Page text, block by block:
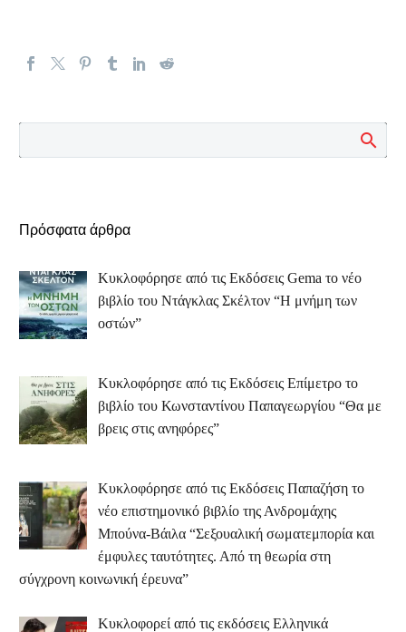
Πρόσφατα άρθρα
Κυκλοφόρησε από τις Εκδόσεις Gema το νέο
βιβλίο του Ντάγκλας Σκέλτον “Η μνήμη των
οστών”
Κυκλοφόρησε από τις Εκδόσεις Επίμετρο το
βιβλίο του Κωνσταντίνου Παπαγεωργίου “Θα με
βρεις στις ανηφόρες”
Κυκλοφόρησε από τις Εκδόσεις Παπαζήση το
νέο επιστημονικό βιβλίο της Ανδρομάχης
Μπούνα-Βάιλα “Σεξουαλική σωματεμπορία και
έμφυλες ταυτότητες. Από τη θεωρία στη
σύγχρονη κοινωνική έρευνα”
Κυκλοφορεί από τις εκδόσεις Ελληνικά